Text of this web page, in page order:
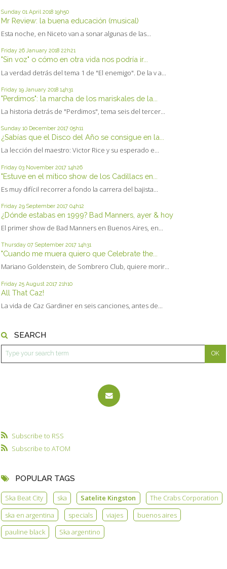
Sunday 01 April 2018 19h50
Mr Review: la buena educación (musical)
Esta noche, en Niceto van a sonar algunas de las...
Friday 26 January 2018 22h21
"Sin voz" o cómo en otra vida nos podría ir...
La verdad detrás del tema 1 de "El enemigo". De la v a...
Friday 19 January 2018 14h31
"Perdimos": la marcha de los mariskales de la...
La historia detrás de "Perdimos", tema seis del tercer...
Sunday 10 December 2017 05h11
¿Sabías que el Disco del Año se consigue en la...
La lección del maestro: Victor Rice y su esperado e...
Friday 03 November 2017 14h26
"Estuve en el mítico show de los Cadillacs en...
Es muy difícil recorrer a fondo la carrera del bajista...
Friday 29 September 2017 04h12
¿Dónde estabas en 1999? Bad Manners, ayer & hoy
El primer show de Bad Manners en Buenos Aires, en...
Thursday 07 September 2017 14h31
"Cuando me muera quiero que Celebrate the...
Mariano Goldenstein, de Sombrero Club, quiere morir...
Friday 25 August 2017 21h10
All That Caz!
La vida de Caz Gardiner en seis canciones, antes de...
SEARCH
Subscribe to RSS
Subscribe to ATOM
POPULAR TAGS
Ska Beat City ska Satelite Kingston
The Crabs Corporation
ska en argentina
specials viajes
buenos aires
pauline black
Ska argentino